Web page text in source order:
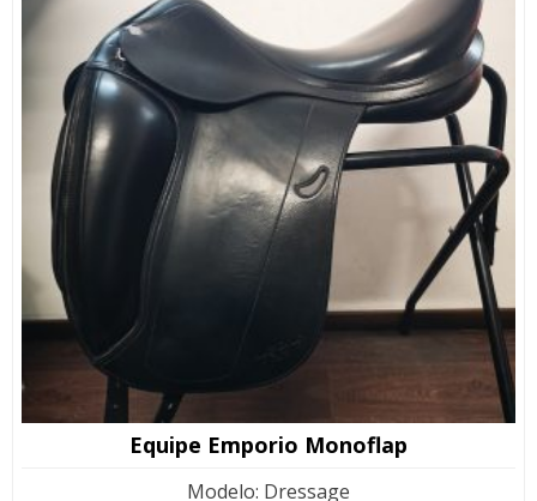
Equipe Emporio Monoflap
Modelo: Dressage